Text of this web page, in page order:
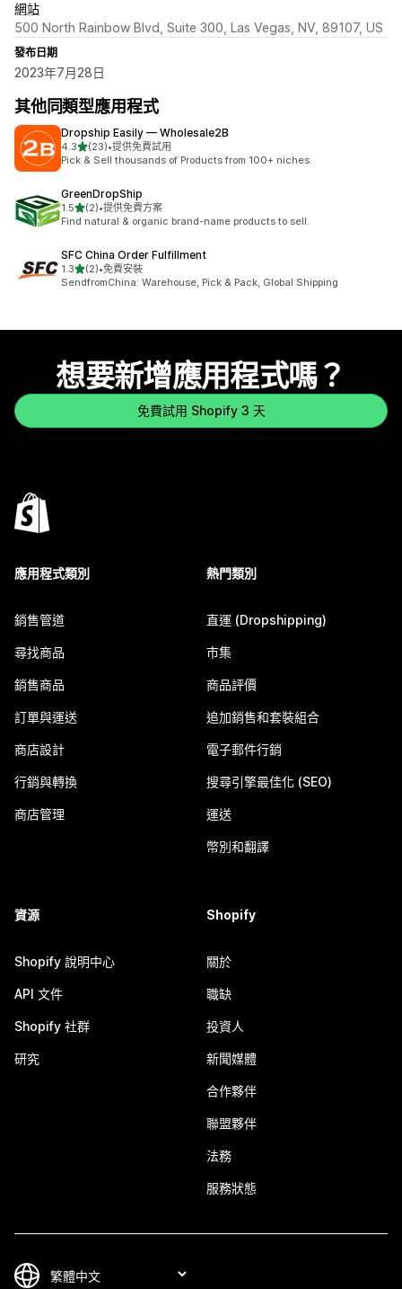
網站
500 North Rainbow Blvd, Suite 300, Las Vegas, NV, 89107, US
發布日期
2023年7月28日
其他同類型應用程式
Dropship Easily — Wholesale2B
4.3滿分 5 顆星
(23)
共有 23 則評價
•提供免費試用
Pick & Sell thousands of Products from 100+ niches.
GreenDropShip
1.5滿分 5 顆星
(2)
共有 2 則評價
•提供免費方案
Find natural & organic brand-name products to sell.
SFC China Order Fulfillment
1.3滿分 5 顆星
(2)
共有 2 則評價
•免費安裝
SendfromChina: Warehouse, Pick & Pack, Global Shipping
想要新增應用程式嗎？
免費試用 Shopify 3 天
應用程式類別
銷售管道
尋找商品
銷售商品
訂單與運送
商店設計
行銷與轉換
商店管理
熱門類別
直運 (Dropshipping)
市集
商品評價
追加銷售和套裝組合
電子郵件行銷
搜尋引擎最佳化 (SEO)
運送
幣別和翻譯
資源
Shopify 說明中心
API 文件
Shopify 社群
研究
Shopify
關於
職缺
投資人
新聞媒體
合作夥伴
聯盟夥伴
法務
服務狀態